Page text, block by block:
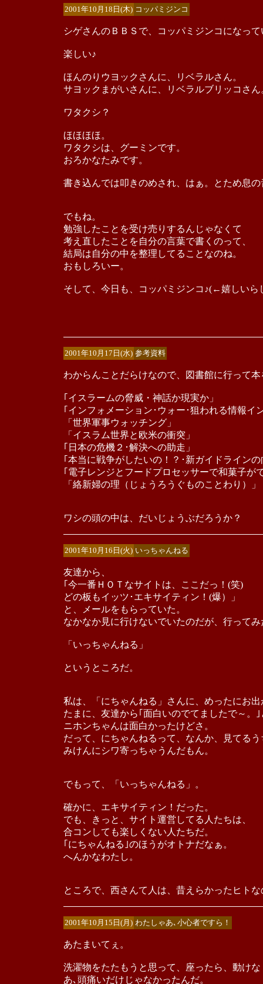
2001年10月18日(木) コッパミジンコ
シゲさんのＢＢＳで、コッパミジンコになって
楽しい♪
ほんのりウヨックさんに、リベラルさん。
サヨックまがいさんに、リベラルブリッコさん
ワタクシ？
ほほほほ。
ワタクシは、グーミンです。
おろかなたみです。
書き込んでは叩きのめされ、はぁ。とため息
でもね。
勉強したことを受け売りするんじゃなくて
考え直したことを自分の言葉で書くのって、
結局は自分の中を整理してることなのね。
おもしろいー。
そして、今日も、コッパミジンコ♪(←嬉しいら
2001年10月17日(水) 参考資料
わからんことだらけなので、図書館に行って
｢イスラームの脅威・神話か現実か」
｢インフォメーション･ウォー･狙われる情報イ
「世界軍事ウォッチング」
「イスラム世界と欧米の衝突」
｢日本の危機２･解決への助走」
｢本当に戦争がしたいの！？･新ガイドライン
｢電子レンジとフードプロセッサーで和菓子が
「絡新婦の理（じょうろうぐものことわり）」
ワシの頭の中は、だいじょうぶだろうか？
2001年10月16日(火) いっちゃんねる
友達から、
｢今一番ＨＯＴなサイトは、ここだっ！(笑)
どの板もイッツ･エキサイティン！(爆）」
と、メールをもらっていた。
なかなか見に行けないでいたのだが、行ってみ
「いっちゃんねる」
というところだ。
私は、「にちゃんねる」さんに、めったにお
たまに、友達から｢面白いのでてましたで～。
ニホンちゃんは面白かったけどさ。
だって、にちゃんねるって、なんか、見てるう
みけんにシワ寄っちゃうんだもん。
でもって、「いっちゃんねる」。
確かに、エキサイティン！だった。
でも、きっと、サイト運営してる人たちは、
合コンしても楽しくない人たちだ。
｢にちゃんねる｣のほうがオトナだなぁ。
へんかなわたし。
ところで、西さんて人は、昔えらかったヒト
2001年10月15日(月) わたしゃあ､小心者ですら！
あたまいてぇ。
洗濯物をたたもうと思って、座ったら、動け
あ､頭痛いだけじゃなかったんだ。